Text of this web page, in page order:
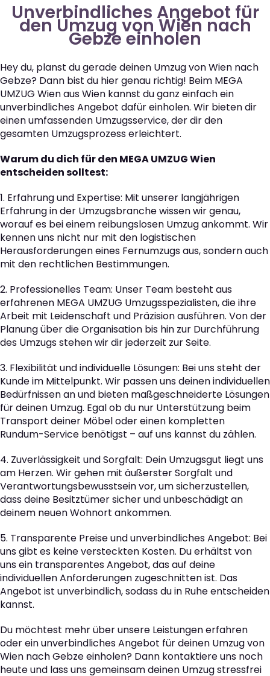
Unverbindliches Angebot für
den Umzug von Wien nach
Gebze einholen
Hey du, planst du gerade deinen Umzug von Wien nach
Gebze? Dann bist du hier genau richtig! Beim MEGA
UMZUG Wien aus Wien kannst du ganz einfach ein
unverbindliches Angebot dafür einholen. Wir bieten dir
einen umfassenden Umzugsservice, der dir den
gesamten Umzugsprozess erleichtert.
Warum du dich für den MEGA UMZUG Wien
entscheiden solltest:
1. Erfahrung und Expertise: Mit unserer langjährigen
Erfahrung in der Umzugsbranche wissen wir genau,
worauf es bei einem reibungslosen Umzug ankommt. Wir
kennen uns nicht nur mit den logistischen
Herausforderungen eines Fernumzugs aus, sondern auch
mit den rechtlichen Bestimmungen.
2. Professionelles Team: Unser Team besteht aus
erfahrenen MEGA UMZUG Umzugsspezialisten, die ihre
Arbeit mit Leidenschaft und Präzision ausführen. Von der
Planung über die Organisation bis hin zur Durchführung
des Umzugs stehen wir dir jederzeit zur Seite.
3. Flexibilität und individuelle Lösungen: Bei uns steht der
Kunde im Mittelpunkt. Wir passen uns deinen individuellen
Bedürfnissen an und bieten maßgeschneiderte Lösungen
für deinen Umzug. Egal ob du nur Unterstützung beim
Transport deiner Möbel oder einen kompletten
Rundum-Service benötigst – auf uns kannst du zählen.
4. Zuverlässigkeit und Sorgfalt: Dein Umzugsgut liegt uns
am Herzen. Wir gehen mit äußerster Sorgfalt und
Verantwortungsbewusstsein vor, um sicherzustellen,
dass deine Besitztümer sicher und unbeschädigt an
deinem neuen Wohnort ankommen.
5. Transparente Preise und unverbindliches Angebot: Bei
uns gibt es keine versteckten Kosten. Du erhältst von
uns ein transparentes Angebot, das auf deine
individuellen Anforderungen zugeschnitten ist. Das
Angebot ist unverbindlich, sodass du in Ruhe entscheiden
kannst.
Du möchtest mehr über unsere Leistungen erfahren
oder ein unverbindliches Angebot für deinen Umzug von
Wien nach Gebze einholen? Dann kontaktiere uns noch
heute und lass uns gemeinsam deinen Umzug stressfrei